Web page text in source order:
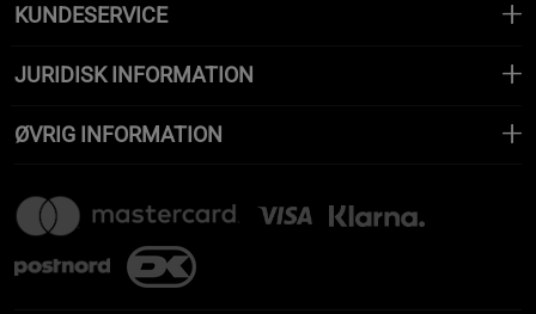
KUNDESERVICE
JURIDISK INFORMATION
ØVRIG INFORMATION